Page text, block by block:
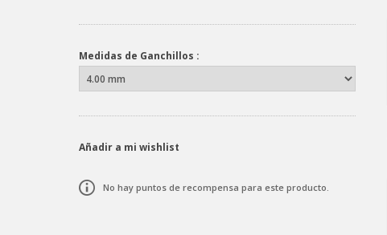
Medidas de Ganchillos :
Añadir a mi wishlist
No hay puntos de recompensa para este producto.